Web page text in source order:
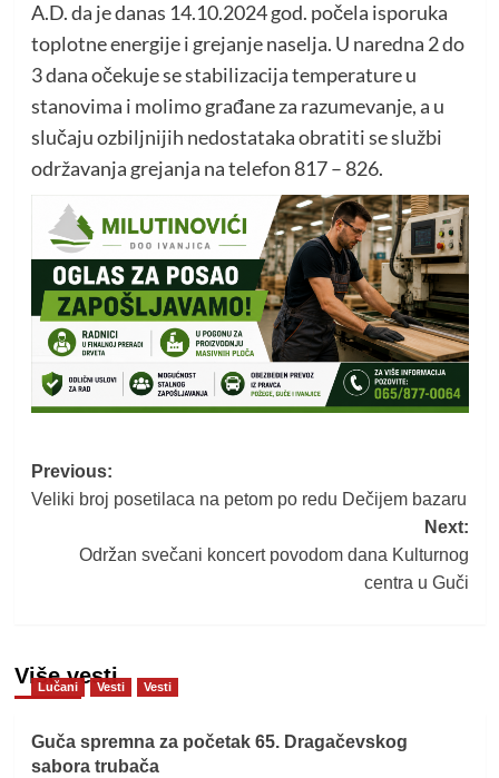
A.D. da je danas 14.10.2024 god. počela isporuka
toplotne energije i grejanje naselja. U naredna 2 do
3 dana očekuje se stabilizacija temperature u
stanovima i molimo građane za razumevanje, a u
slučaju ozbiljnijih nedostataka obratiti se službi
održavanja grejanja na telefon 817 – 826.
Post
navigation
Previous:
Veliki broj posetilaca na petom po redu Dečijem bazaru
Next:
Održan svečani koncert povodom dana Kulturnog
centra u Guči
Više vesti
Lučani Vesti Vesti
Guča spremna za početak 65. Dragačevskog
sabora trubača